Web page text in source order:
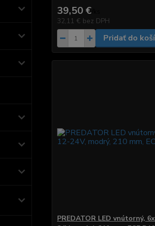
39,50 €/
32,11 € bez DPH
Pridať do
PREDATOR LED vnútorný,